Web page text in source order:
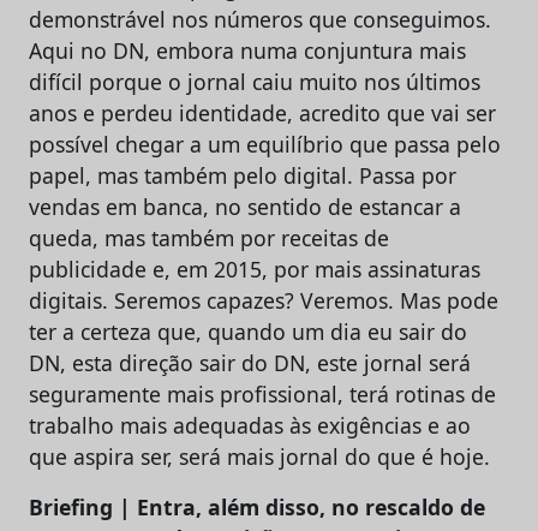
demonstrável nos números que conseguimos.
Aqui no DN, embora numa conjuntura mais
difícil porque o jornal caiu muito nos últimos
anos e perdeu identidade, acredito que vai ser
possível chegar a um equilíbrio que passa pelo
papel, mas também pelo digital. Passa por
vendas em banca, no sentido de estancar a
queda, mas também por receitas de
publicidade e, em 2015, por mais assinaturas
digitais. Seremos capazes? Veremos. Mas pode
ter a certeza que, quando um dia eu sair do
DN, esta direção sair do DN, este jornal será
seguramente mais profissional, terá rotinas de
trabalho mais adequadas às exigências e ao
que aspira ser, será mais jornal do que é hoje.
Briefing | Entra, além disso, no rescaldo de